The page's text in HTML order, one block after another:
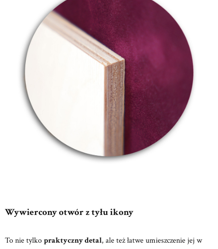
Wywiercony otwór z tyłu ikony
To nie tylkopraktyczny detal, ale też łatwe umieszczenie jej w